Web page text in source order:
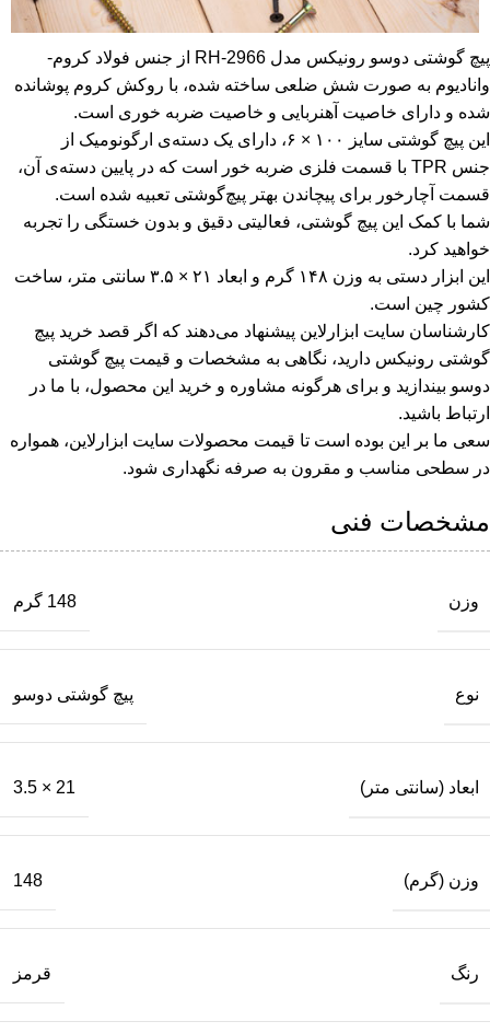
پیچ گوشتی دوسو رونیکس مدل RH-2966 از جنس فولاد کروم-
وانادیوم به صورت شش ضلعی ساخته شده، با روکش کروم پوشانده
شده و دارای خاصیت آهنربایی و خاصیت ضربه خوری است.
این پیچ گوشتی سایز ۱۰۰ × ۶، دارای یک دسته‌ی ارگونومیک از
جنس TPR با قسمت فلزی ضربه خور است که در پایین دسته‌ی آن،
قسمت آچارخور برای پیچاندن بهتر پیچ‌گوشتی تعبیه شده است.
شما با کمک این پیچ گوشتی، فعالیتی دقیق و بدون خستگی را تجربه
خواهید کرد.
این ابزار دستی به وزن ۱۴۸ گرم و ابعاد ۲۱ × ۳.۵ سانتی متر، ساخت
کشور چین است.
کارشناسان سایت ابزارلاین پیشنهاد می‌دهند که اگر قصد خرید پیچ
گوشتی رونیکس دارید، نگاهی به مشخصات و قیمت پیچ گوشتی
دوسو بیندازید و برای هرگونه مشاوره و خرید این محصول، با ما در
ارتباط باشید.
سعی ما بر این بوده است تا قیمت محصولات سایت ابزارلاین، همواره
در سطحی مناسب و مقرون به صرفه نگهداری شود.
مشخصات فنی
وزن 148 گرم
نوع پیچ گوشتی دوسو
ابعاد (سانتی متر) 21 × 3.5
وزن (گرم) 148
رنگ قرمز